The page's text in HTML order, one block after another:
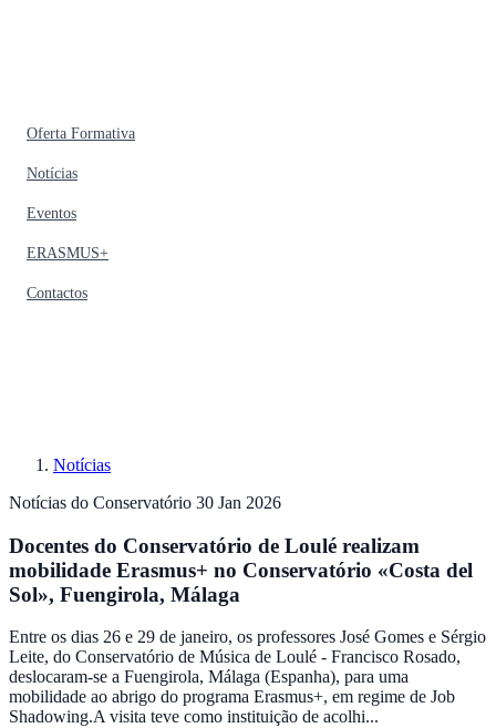
Oferta Formativa
Notícias
Eventos
ERASMUS+
Contactos
Notícias
Notícias do Conservatório 30 Jan 2026
Docentes do Conservatório de Loulé realizam
mobilidade Erasmus+ no Conservatório «Costa del
Sol», Fuengirola, Málaga
Entre os dias 26 e 29 de janeiro, os professores José Gomes e Sérgio
Leite, do Conservatório de Música de Loulé - Francisco Rosado,
deslocaram-se a Fuengirola, Málaga (Espanha), para uma
mobilidade ao abrigo do programa Erasmus+, em regime de Job
Shadowing.A visita teve como instituição de acolhi...